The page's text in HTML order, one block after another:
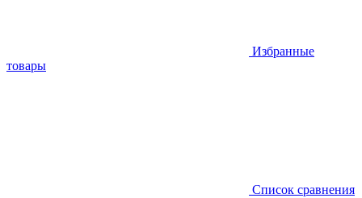
Избранные
товары
Список сравнения